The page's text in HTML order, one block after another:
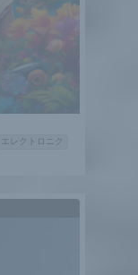
エレクトロニク